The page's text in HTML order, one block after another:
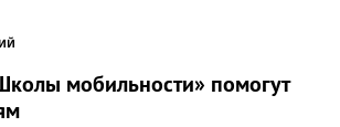
мобильности» помогут